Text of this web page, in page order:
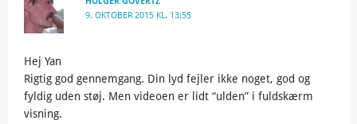
9. OKTOBER 2015 KL. 13:55
Hej Yan
Rigtig god gennemgang. Din lyd fejler ikke noget, god og
fyldig uden støj. Men videoen er lidt “ulden” i fuldskærm
visning.